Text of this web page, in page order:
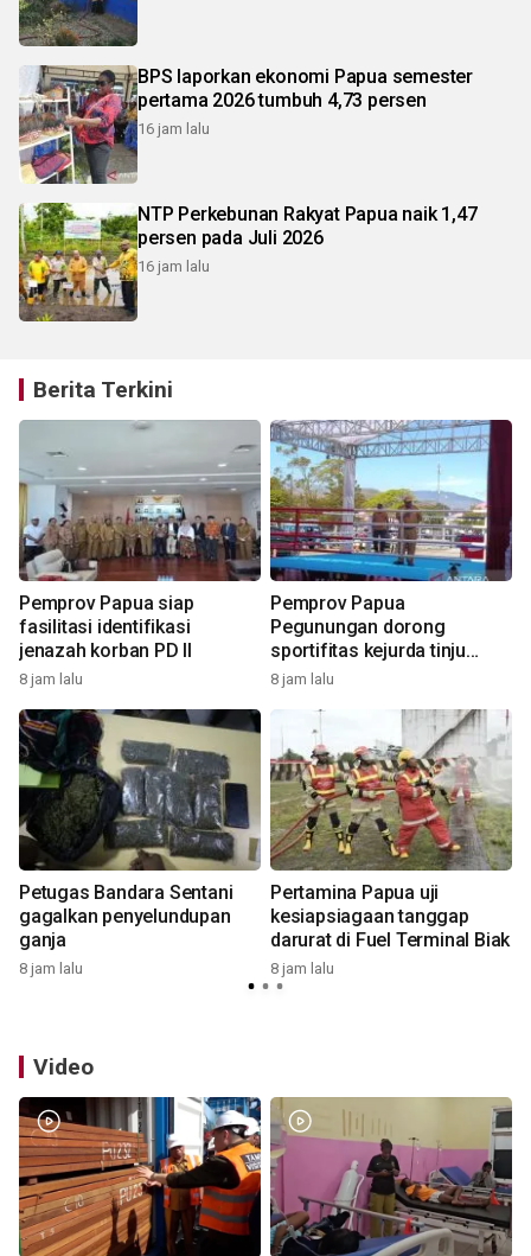
BPS laporkan ekonomi Papua semester
pertama 2026 tumbuh 4,73 persen
16 jam lalu
NTP Perkebunan Rakyat Papua naik 1,47
persen pada Juli 2026
16 jam lalu
Berita Terkini
Pemprov Papua siap
fasilitasi identifikasi
jenazah korban PD II
8 jam lalu
Pemprov Papua
Pegunungan dorong
sportifitas kejurda tinju
amatir 2026
8 jam lalu
Petugas Bandara Sentani
gagalkan penyelundupan
ganja
8 jam lalu
Pertamina Papua uji
kesiapsiagaan tanggap
darurat di Fuel Terminal Biak
8 jam lalu
Video